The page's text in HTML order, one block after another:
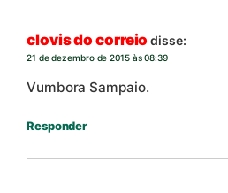
clovis do correio disse:
21 de dezembro de 2015 às 08:39
Vumbora Sampaio.
Responder